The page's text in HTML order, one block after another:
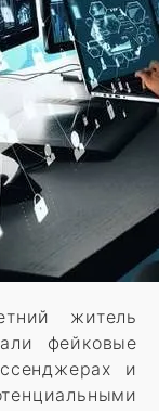
житель
фейковые
и